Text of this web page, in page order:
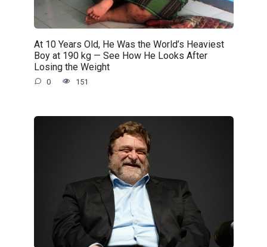
At 10 Years Old, He Was the World’s Heaviest
Boy at 190 kg — See How He Looks After
Losing the Weight
0 151